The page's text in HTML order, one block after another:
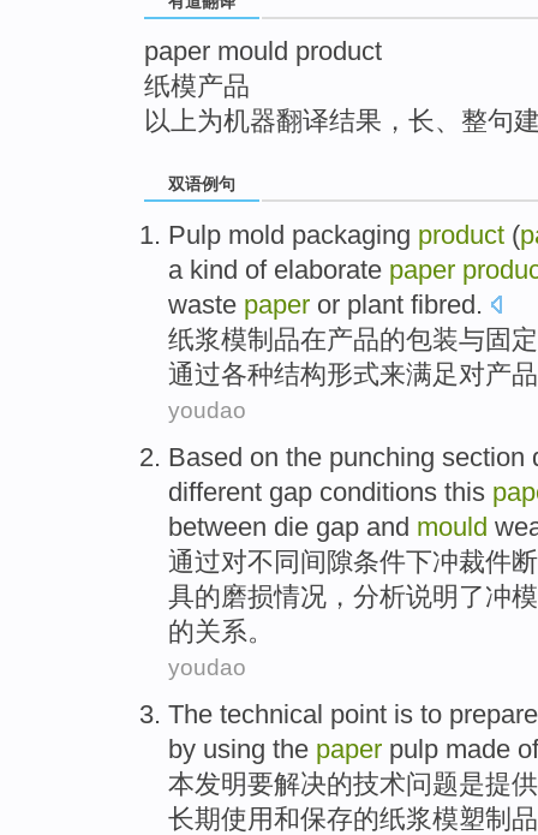
paper mould product
纸模产品
以上为机器翻译结果，长、整句
双语例句
Pulp mold packaging product (
a kind ofelaborate paper
waste paper or plant fibred.
纸浆模制品在产品的包装与固
通过各种结构形式来满足对产品
youdao
Based on the punching section
different gap conditions this
between die gap and mould
通过对不同 间隙条件下冲裁件
具的磨损情况， 分析说明了冲模
的关系。
youdao
The technical point is to
by using the paper pulp made of
本发明要解决的技术问题是提
长期使用和保存的纸浆模塑制品